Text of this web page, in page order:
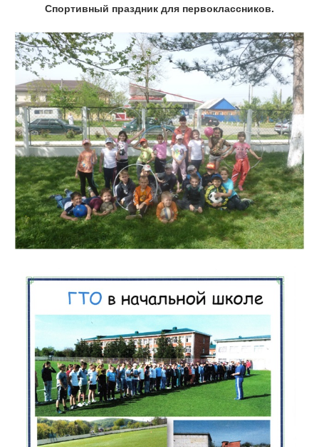
Спортивный праздник для первоклассников.